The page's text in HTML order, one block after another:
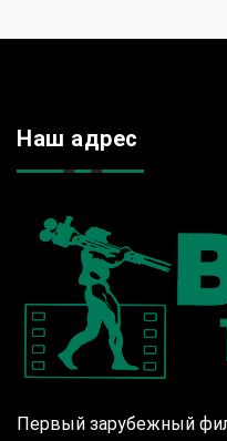
Наш адрес
Первый зарубежный